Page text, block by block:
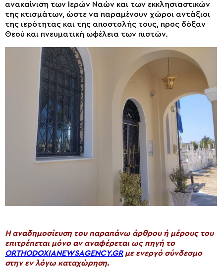
ανακαίνιση των Ιερών Ναών και των εκκλησιαστικών
της κτισμάτων, ώστε να παραμένουν χώροι αντάξιοι
της ιερότητας και της αποστολής τους, προς δόξαν
Θεού και πνευματική ωφέλεια των πιστών.
H αναδημοσίευση του παραπάνω άρθρου ή μέρους του
επιτρέπεται μόνο αν αναφέρεται ως πηγή το
ORTHODOXIANEWSAGENCY.GRμε ενεργό σύνδεσμο
στην εν λόγω καταχώρηση.